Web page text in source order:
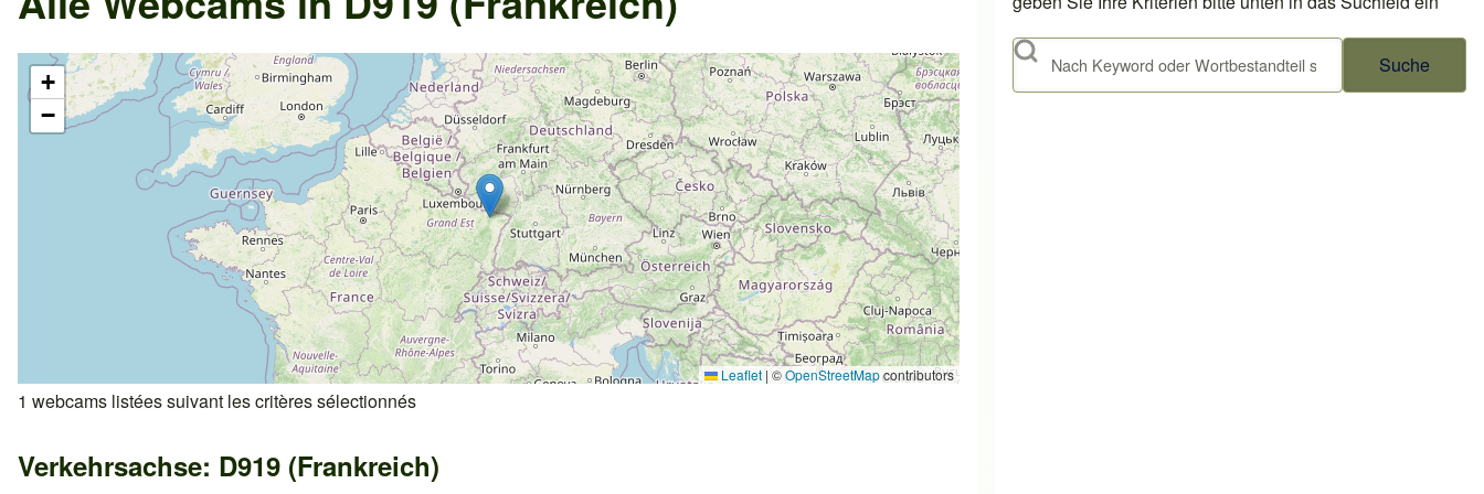
+
−
Leaflet | ©OpenStreetMapcontributors
1 webcams listées suivant les critères sélectionnés
Verkehrsachse: D919 (Frankreich)
Suche